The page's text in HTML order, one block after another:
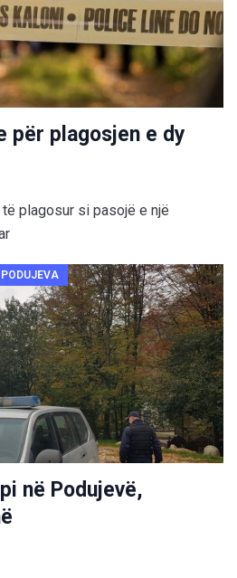
për plagosjen e dy
plagosur si pasojë e një
në Podujevë,